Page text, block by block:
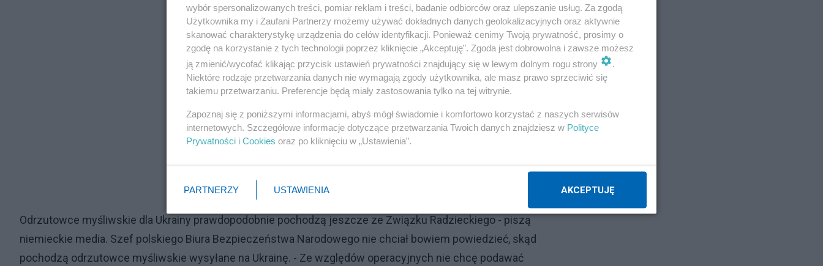
Reklama
Odrzutowce myśliwskie dla Ukrainy prawdopodobnie pochodzą jeszcze ze Związku Radzieckiego - piszą
niemieckie media. Szef polskiego Biura Bezpieczeństwa Narodowego nie chciał bowiem powiedzieć, skąd
pochodzą odrzutowce myśliwskie wysyłane na Ukrainę. - Ze względów operacyjnych nie chcę podawać
wybór spersonalizowanych treści, pomiar reklam i treści, badanie odbiorców oraz ulepszanie usług. Za zgodą
Użytkownika my i Zaufani Partnerzy możemy używać dokładnych danych geolokalizacyjnych oraz aktywnie
skanować charakterystykę urządzenia do celów identyfikacji. Ponieważ cenimy Twoją prywatność, prosimy o
zgodę na korzystanie z tych technologii poprzez kliknięcie „Akceptuję”. Zgoda jest dobrowolna i zawsze możesz
ją zmienić/wycofać klikając przycisk ustawień prywatności znajdujący się w lewym dolnym rogu strony
.
Niektóre rodzaje przetwarzania danych nie wymagają zgody użytkownika, ale masz prawo sprzeciwić się
takiemu przetwarzaniu. Preferencje będą miały zastosowania tylko na tej witrynie.
Zapoznaj się z poniższymi informacjami, abyś mógł świadomie i komfortowo korzystać z naszych serwisów
internetowych. Szczegółowe informacje dotyczące przetwarzania Twoich danych znajdziesz w Polityce
Prywatności i Cookies oraz po kliknięciu w „Ustawienia”.
PARTNERZY USTAWIENIA AKCEPTUJĘ